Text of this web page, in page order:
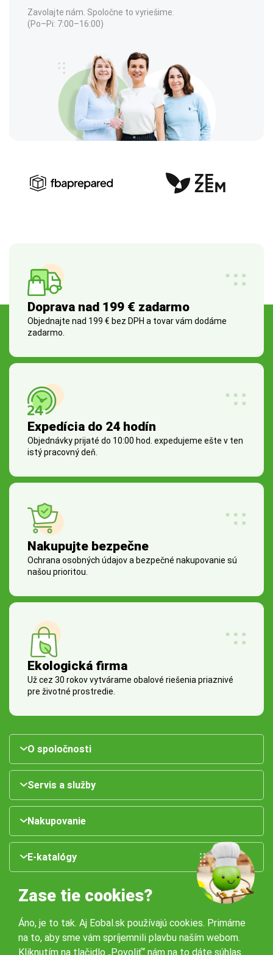
Zavolajte nám. Spoločne to vyriešime.
(Po–Pi: 7:00–16:00)
Doprava nad 199 € zadarmo
Objednajte nad 199 € bez DPH a tovar vám dodáme
zadarmo.
Expedícia do 24 hodín
Objednávky prijaté do 10:00 hod. expedujeme ešte v ten
istý pracovný deň.
Nakupujte bezpečne
Ochrana osobných údajov a bezpečné nakupovanie sú
našou prioritou.
Ekologická firma
Už cez 30 rokov vytvárame obalové riešenia priaznivé
pre životné prostredie.
O spoločnosti
Servis a služby
Nakupovanie
E-katalógy
Zase tie cookies?
Áno, je to tak. Aj Eobal.sk používajú cookies. Primárne
na to, aby sme vám spríjemnili plavbu naším webom.
Kliknutím na tlačidlo „Povoliť“ nám na to dáte súhlas.